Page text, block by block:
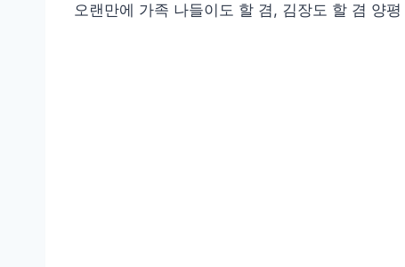
오랜만에 가족 나들이도 할 겸, 김장도 할 겸 양